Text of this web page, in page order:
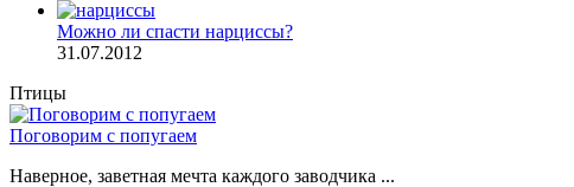
Можно ли спасти нарциссы?
31.07.2012
Птицы
Поговорим с попугаем
Наверное, заветная мечта каждого заводчика ...